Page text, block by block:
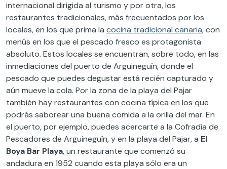
internacional dirigida al turismo y por otra, los
restaurantes tradicionales, más frecuentados por los
locales, en los que prima la cocina tradicional canaria, con
menús en los que el pescado fresco es protagonista
absoluto. Estos locales se encuentran, sobre todo, en las
inmediaciones del puerto de Arguineguín, donde el
pescado que puedes degustar está recién capturado y
aún mueve la cola. Por la zona de la playa del Pajar
también hay restaurantes con cocina típica en los que
podrás saborear una buena comida a la orilla del mar. En
el puerto, por ejemplo, puedes acercarte a la Cofradía de
Pescadores de Arguineguín, y en la playa del Pajar, a El
Boya Bar Playa, un restaurante que comenzó su
andadura en 1952 cuando esta playa sólo era un